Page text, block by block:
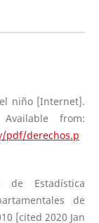
niño [Internet].
from:
pdf/derechos.p
de Estadística
de
[cited 2020 Jan